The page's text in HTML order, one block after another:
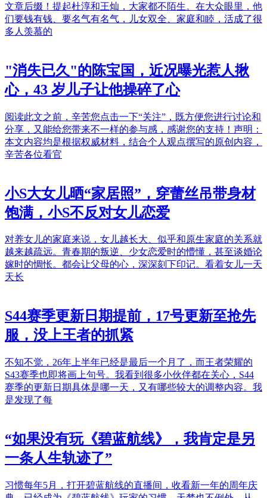
文章后缀！提起杜淳和王灿，大家都不陌生。在大众眼里，他
们要钱有钱、要名气有名气，儿女双全、家庭和睦，活成了很
多人羡慕的
"消失已久"的陈宝国，近况曝光惹人揪
心，43 岁儿子让他操碎了心
阅读此文之前，辛苦您点击一下“关注”，既方便您进行讨论和
分享，又能给您带来不一样的参与感，感谢您的支持！声明：
本文内容均是根据权威材料，结合个人观点撰写的原创内容，
辛苦各位看官
小S大女儿晒“家居照”，穿蕾丝吊带身材
饱满，小S不反对女儿恋爱
对养女儿的家庭来说，女儿越长大、似乎和原生家庭的关系就
越来越疏远。青春期的叛逆、少女恋爱时的懵懂，甚至谈婚论
嫁时的惆怅。都会让父母的心，深深刻下印记。看着女儿一天
天长
S44赛季更新日期提前，17号更新至抢先
服，没上王者的抓紧
不知不觉，26年上半年已经是最后一个月了，而王者荣耀的
S43赛季也即将画上句号。我看到很多小伙伴都在关心，S44
赛季的更新日期具体是哪一天，又有哪些较大的调整内容。我
是发现了每
“如果没有玩《碧蓝航线》，我肯定是另
一条人生轨迹了”
习惯每年5月，打开碧蓝航线的直播间，收看新一年的周年庆